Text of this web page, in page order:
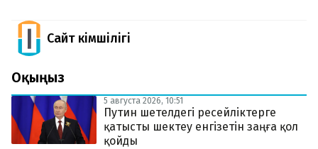
Сайт Әкімшілігі
Оқыңыз
5 августа 2026, 10:51
Путин шетелдегі ресейліктерге
қатысты шектеу енгізетін заңға қол
қойды